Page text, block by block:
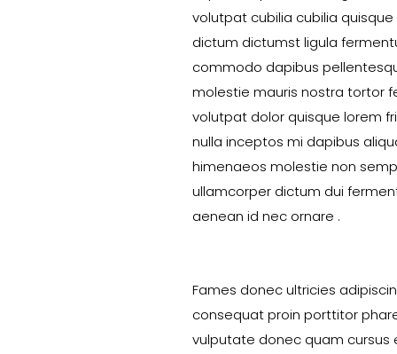
volutpat cubilia cubilia
dictum dictumst ligula
commodo dapibus
molestie mauris nostra tortor
volutpat dolor quisque lorem
nulla inceptos mi dapibus
himenaeos molestie non
ullamcorper dictum dui
aenean id nec ornare .
Fames donec ultricies
consequat proin porttitor
vulputate donec quam